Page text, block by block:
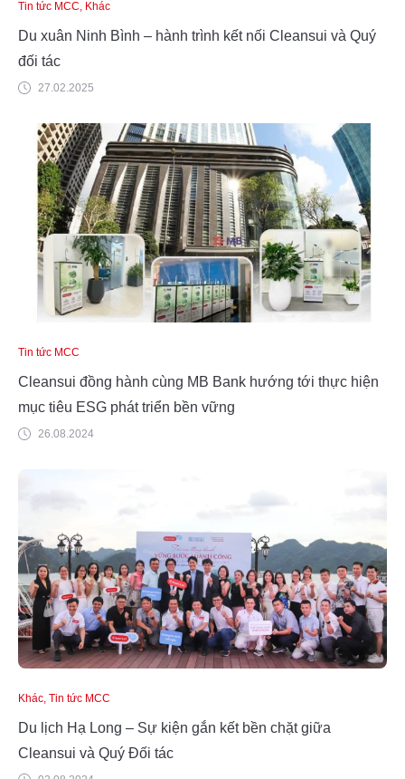
Tin tức MCC, Khác
Du xuân Ninh Bình – hành trình kết nối Cleansui và Quý
đối tác
27.02.2025
Tin tức MCC
Cleansui đồng hành cùng MB Bank hướng tới thực hiện
mục tiêu ESG phát triển bền vững
26.08.2024
Khác, Tin tức MCC
Du lịch Hạ Long – Sự kiện gắn kết bền chặt giữa
Cleansui và Quý Đối tác